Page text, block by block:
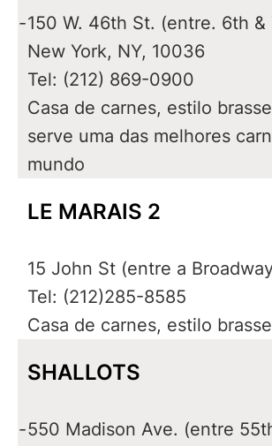
-150 W. 46th St. (entre. 6th &
New York, NY, 10036
Tel: (212) 869-0900
Casa de carnes, estilo
serve uma das melhores
mundo
LE MARAIS 2
15 John St (entre a
Tel: (212)285-8585
Casa de carnes, estilo
SHALLOTS
-550 Madison Ave. (entre